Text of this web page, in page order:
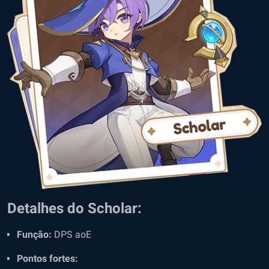
Detalhes do Scholar:
Função: DPS aoE
Pontos fortes: